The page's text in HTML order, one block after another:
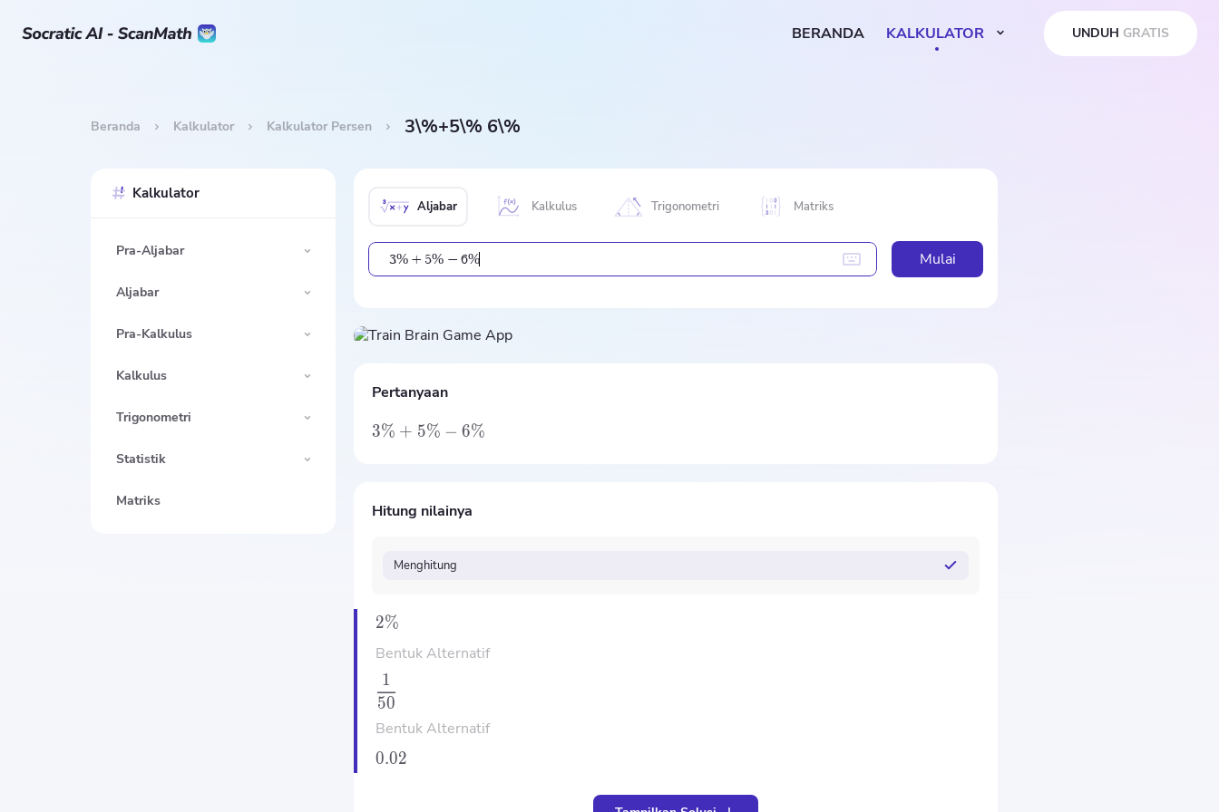
BERANDA KALKULATOR UNDUH GRATIS
Beranda Kalkulator Kalkulator Persen 3\%+5\% 6\%
Kalkulator
Pra-Aljabar
Aljabar
Pra-Kalkulus
Kalkulus
Trigonometri
Statistik
Matriks
Aljabar Kalkulus Trigonometri Matriks
3% + 5% − 6% Mulai
Pertanyaan
3% + 5% − 6%
Hitung nilainya
Menghitung
2%
Bentuk Alternatif
50
1
Bentuk Alternatif
0.02